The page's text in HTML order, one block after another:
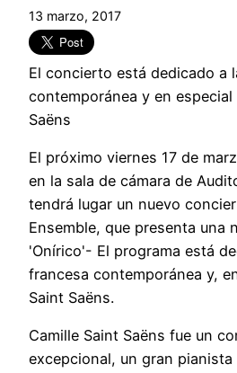
13 marzo, 2017
El concierto está dedicado a
contemporánea y en
Saëns
El próximo viernes 17 de
en la sala de cámara de
tendrá lugar un nuevo
Ensemble, que presenta una
'Onírico'- El programa está
francesa contemporánea y,
Saint Saëns.
Camille Saint Saëns fue un
excepcional, un gran pianista